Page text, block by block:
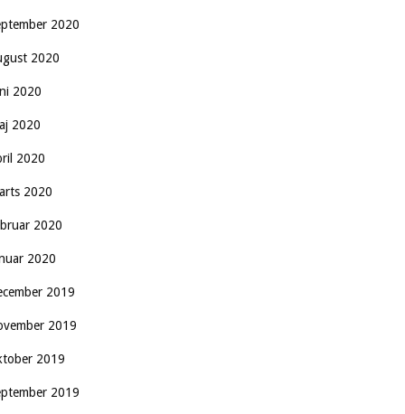
2020
2020
2020
2020
2020
2020
2020
2020
2019
2019
2019
2019